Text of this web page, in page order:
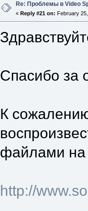
Re: Проблемы в Video
« Reply #21 on: February
Спасибо за
К
файлами на
http://